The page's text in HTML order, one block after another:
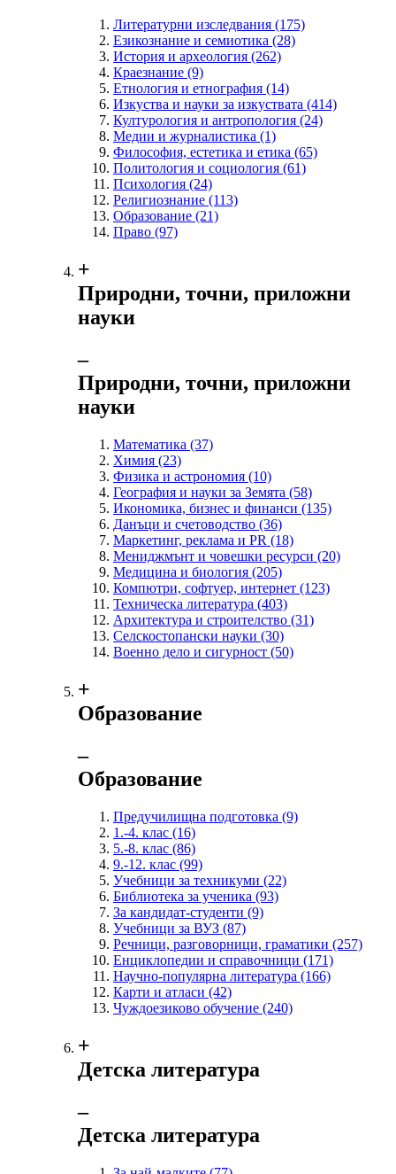
Литературни изследвания (175)
Езикознание и семиотика (28)
История и археология (262)
Краезнание (9)
Етнология и етнография (14)
Изкуства и науки за изкуствата (414)
Културология и антропология (24)
Медии и журналистика (1)
Философия, естетика и етика (65)
Политология и социология (61)
Психология (24)
Религиознание (113)
Образование (21)
Право (97)
+
Природни, точни, приложни
науки
‒
Природни, точни, приложни
науки
Математика (37)
Химия (23)
Физика и астрономия (10)
География и науки за Земята (58)
Икономика, бизнес и финанси (135)
Данъци и счетоводство (36)
Маркетинг, реклама и PR (18)
Мениджмънт и човешки ресурси (20)
Медицина и биология (205)
Компютри, софтуер, интернет (123)
Техническа литература (403)
Архитектура и строителство (31)
Селскостопански науки (30)
Военно дело и сигурност (50)
+
Образование
‒
Образование
Предучилищна подготовка (9)
1.-4. клас (16)
5.-8. клас (86)
9.-12. клас (99)
Учебници за техникуми (22)
Библиотека за ученика (93)
За кандидат-студенти (9)
Учебници за ВУЗ (87)
Речници, разговорници, граматики (257)
Енциклопедии и справочници (171)
Научно-популярна литература (166)
Карти и атласи (42)
Чуждоезиково обучение (240)
+
Детска литература
‒
Детска литература